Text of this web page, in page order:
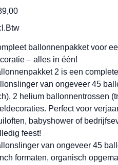
ballonnenpakket voor
– alles in één!
2 is een
van ongeveer 45
2 helium ballonnentrossen
Perfect voor
babyshower of
feest!
van ongeveer 45
formaten, organisch